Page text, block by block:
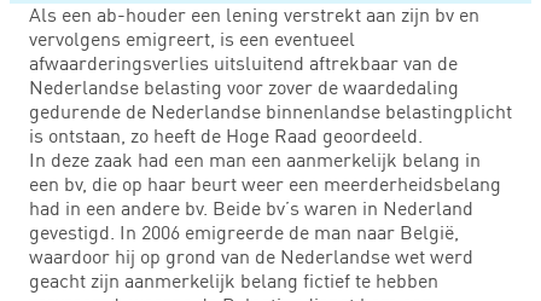
Als een ab-houder een lening verstrekt aan zijn bv en
vervolgens emigreert, is een eventueel
afwaarderingsverlies uitsluitend aftrekbaar van de
Nederlandse belasting voor zover de waardedaling
gedurende de Nederlandse binnenlandse belastingplicht
is ontstaan, zo heeft de Hoge Raad geoordeeld.
In deze zaak had een man een aanmerkelijk belang in
een bv, die op haar beurt weer een meerderheidsbelang
had in een andere bv. Beide bv’s waren in Nederland
gevestigd. In 2006 emigreerde de man naar België,
waardoor hij op grond van de Nederlandse wet werd
geacht zijn aanmerkelijk belang fictief te hebben